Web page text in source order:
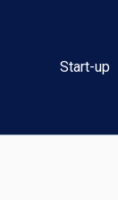
Start-up